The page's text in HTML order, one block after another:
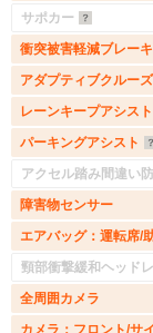
サポカー
衝突被害軽減ブレーキ
アダプティブクルー
レーンキープアシスト
パーキングアシスト
アクセル踏み間違い
障害物センサー
エアバッグ：運転席/
頸部衝撃緩和ヘッド
全周囲カメラ
カメラ：フロント/サ